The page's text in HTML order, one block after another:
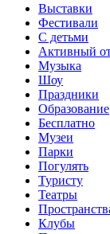
Выставки
Фестивали
С детьми
Активный
Музыка
Шоу
Праздники
Образование
Бесплатно
Музеи
Парки
Погулять
Туристу
Театры
Клубы